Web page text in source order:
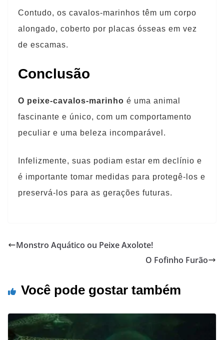
Contudo, os cavalos-marinhos têm um corpo
alongado, coberto por placas ósseas em vez
de escamas.
Conclusão
O peixe-cavalos-marinho é uma animal
fascinante e único, com um comportamento
peculiar e uma beleza incomparável.
Infelizmente, suas podiam estar em declínio e
é importante tomar medidas para protegê-los e
preservá-los para as gerações futuras.
Monstro Aquático ou Peixe Axolote!
O Fofinho Furão
Você pode gostar também